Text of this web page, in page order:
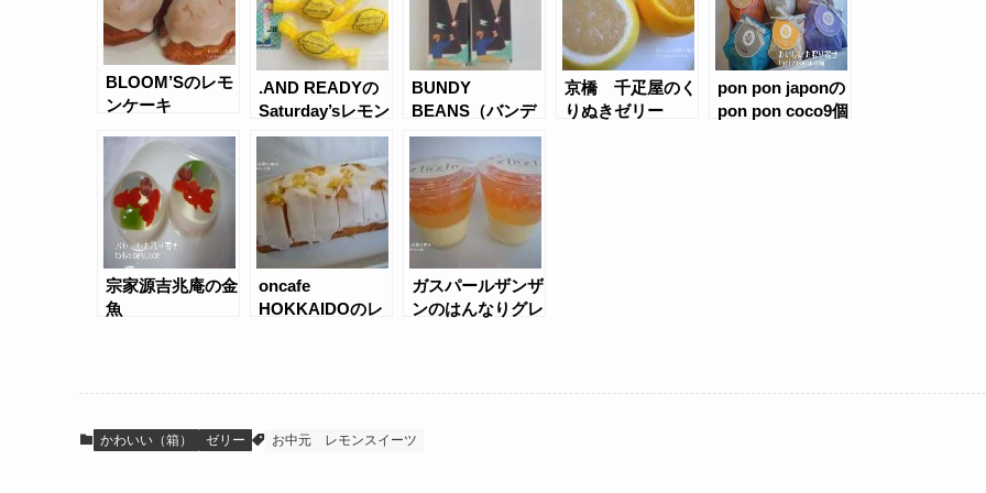
BLOOM’Sのレモ
ンケーキ
.AND READYの
Saturday’sレモン
ケーキ
BUNDY
BEANS（バンデ
ィービーンス）の
コーヒーゼリーギ
フト（1L×2本）
京橋 千疋屋のく
りぬきゼリー
pon pon japonの
pon pon coco9個
宗家源吉兆庵の金
魚
oncafe
HOKKAIDOのレ
ガスパールザンザ
ンのはんなりグレ
かわいい（箱） ゼリー お中元 レモンスイーツ